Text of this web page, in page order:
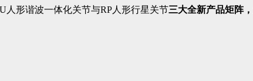
人形谐波一体化关节与RP人形行星关节三大全新产品矩阵，